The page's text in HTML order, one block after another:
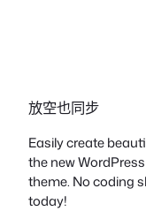
放空也同步
Easily create
the new
theme. No coding
today!